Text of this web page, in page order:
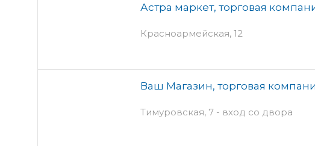
Астра маркет, торговая
Красноармейская, 12
Ваш Магазин, торговая
Тимуровская, 7 - вход со двора